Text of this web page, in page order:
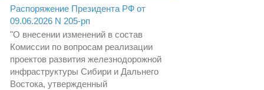
Распоряжение Президента РФ от
09.06.2026 N 205-рп
"О внесении изменений в состав
Комиссии по вопросам реализации
проектов развития железнодорожной
инфраструктуры Сибири и Дальнего
Востока, утвержденный